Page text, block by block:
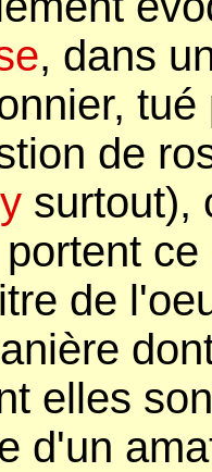
, dans
de
surtout),
de
elles
d'un